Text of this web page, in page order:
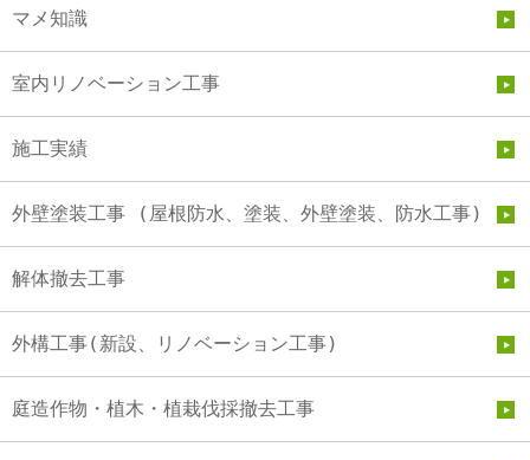
マメ知識
室内リノベーション工事
施工実績
外壁塗装工事 (屋根防水、塗装、外壁塗装、防水工事)
解体撤去工事
外構工事(新設、リノベーション工事)
庭造作物・植木・植栽伐採撤去工事